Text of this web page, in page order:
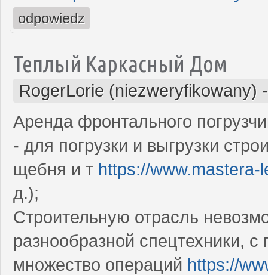
odpowiedz
Теплый Каркасный Дом
RogerLorie (niezweryfikowany)
Аренда фронтального
- для погрузки и выгрузки
щебня и т https://
д.);
Строительную отрасль
разнообразной спецтехники,
множество операций https://